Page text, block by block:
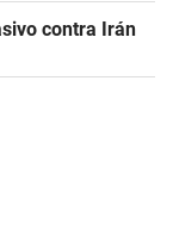
contra Irán